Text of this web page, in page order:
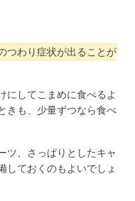
つわり症状が出ることが
にしてこまめに食べるよ
きも、少量ずつなら食べ
ツ、さっぱりとしたキャ
しておくのもよいでしょ